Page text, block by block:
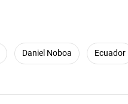
Daniel Noboa Ecuador